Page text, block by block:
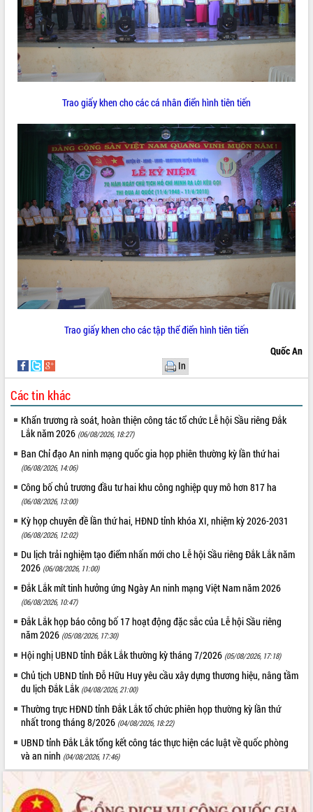
Trao giấy khen cho các cá nhân điển hình tiên tiến
Trao giấy khen cho các tập thể điển hình tiên tiến
Quốc An
In
Các tin khác
Khẩn trương rà soát, hoàn thiện công tác tổ chức Lễ hội Sầu riêng Đắk
Lắk năm 2026 (06/08/2026, 18:27)
Ban Chỉ đạo An ninh mạng quốc gia họp phiên thường kỳ lần thứ hai
(06/08/2026, 14:06)
Công bố chủ trương đầu tư hai khu công nghiệp quy mô hơn 817 ha
(06/08/2026, 13:00)
Kỳ họp chuyên đề lần thứ hai, HĐND tỉnh khóa XI, nhiệm kỳ 2026-2031
(06/08/2026, 12:02)
Du lịch trải nghiệm tạo điểm nhấn mới cho Lễ hội Sầu riêng Đắk Lắk năm
2026 (06/08/2026, 11:00)
Đắk Lắk mít tinh hưởng ứng Ngày An ninh mạng Việt Nam năm 2026
(06/08/2026, 10:47)
Đắk Lắk họp báo công bố 17 hoạt động đặc sắc của Lễ hội Sầu riêng
năm 2026 (05/08/2026, 17:30)
Hội nghị UBND tỉnh Đắk Lắk thường kỳ tháng 7/2026 (05/08/2026, 17:18)
Chủ tịch UBND tỉnh Đỗ Hữu Huy yêu cầu xây dựng thương hiệu, nâng tầm
du lịch Đắk Lắk (04/08/2026, 21:00)
Thường trực HĐND tỉnh Đắk Lắk tổ chức phiên họp thường kỳ lần thứ
nhất trong tháng 8/2026 (04/08/2026, 18:22)
UBND tỉnh Đắk Lắk tổng kết công tác thực hiện các luật về quốc phòng
và an ninh (04/08/2026, 17:46)